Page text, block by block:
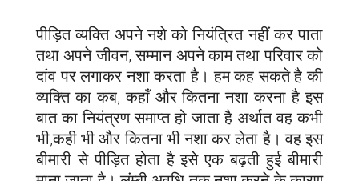
पीड़ित व्यक्ति अपने नशे को नियंत्रित नहीं कर पाता
तथा अपने जीवन, सम्मान अपने काम तथा परिवार को
दांव पर लगाकर नशा करता है। हम कह सकते है की
व्यक्ति का कब, कहाँ और कितना नशा करना है इस
बात का नियंत्रण समाप्त हो जाता है अर्थात वह कभी
भी,कही भी और कितना भी नशा कर लेता है। वह इस
बीमारी से पीड़ित होता है इसे एक बढ़ती हुई बीमारी